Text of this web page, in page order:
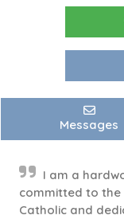
Messages
I am a
committed to
Catholic and